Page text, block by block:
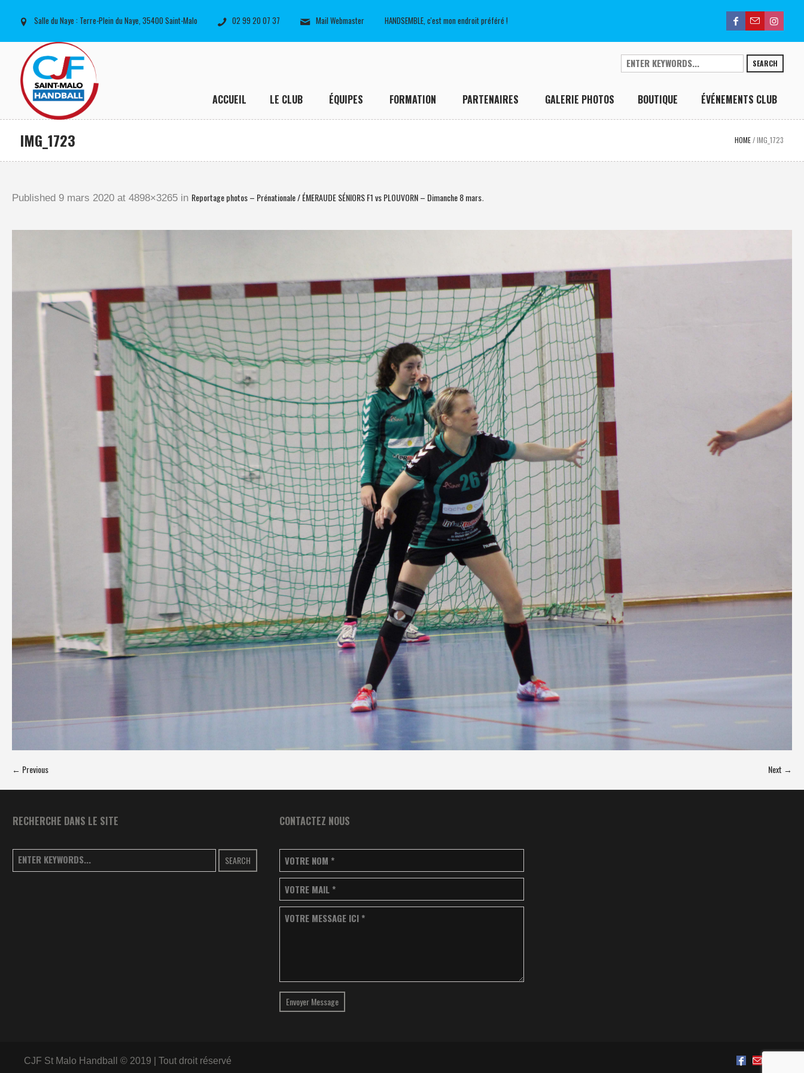
Salle du Naye : Terre-Plein du Naye, 35400 Saint-Malo 02 99 20 07 37 Mail Webmaster HANDSEMBLE, c'est mon endroit préféré !
SEARCH
ACCUEIL LE CLUB ÉQUIPES FORMATION PARTENAIRES GALERIE PHOTOS BOUTIQUE ÉVÉNEMENTS CLUB
IMG_1723 HOME /IMG_1723
Published 9 mars 2020 at 4898×3265 in Reportage photos – Prénationale / ÉMERAUDE SÉNIORS F1 vs PLOUVORN – Dimanche 8 mars.
← Previous Next →
RECHERCHE DANS LE SITE
SEARCH
CONTACTEZ NOUS
VOTRE NOM *
VOTRE MAIL *
VOTRE MESSAGE ICI *
Envoyer Message
CJF St Malo Handball © 2019 | Tout droit réservé